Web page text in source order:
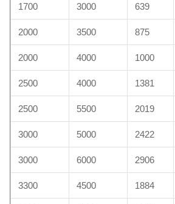
1700 3000 639
2000 3500 875
2000 4000 1000
2500 4000 1381
2500 5500 2019
3000 5000 2422
3000 6000 2906
3300 4500 1884